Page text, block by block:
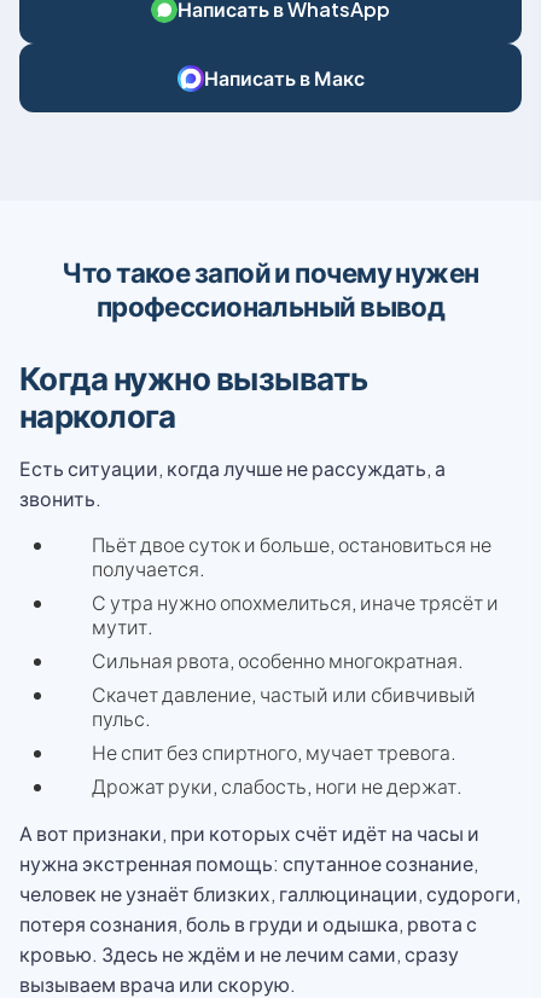
Написать в WhatsApp
Написать в Макс
Что такое запой и почему нужен
профессиональный вывод
Когда нужно вызывать
нарколога
Есть ситуации, когда лучше не рассуждать, а
звонить.
Пьёт двое суток и больше, остановиться не
получается.
С утра нужно опохмелиться, иначе трясёт и
мутит.
Сильная рвота, особенно многократная.
Скачет давление, частый или сбивчивый
пульс.
Не спит без спиртного, мучает тревога.
Дрожат руки, слабость, ноги не держат.
А вот признаки, при которых счёт идёт на часы и
нужна экстренная помощь: спутанное сознание,
человек не узнаёт близких, галлюцинации, судороги,
потеря сознания, боль в груди и одышка, рвота с
кровью. Здесь не ждём и не лечим сами, сразу
вызываем врача или скорую.